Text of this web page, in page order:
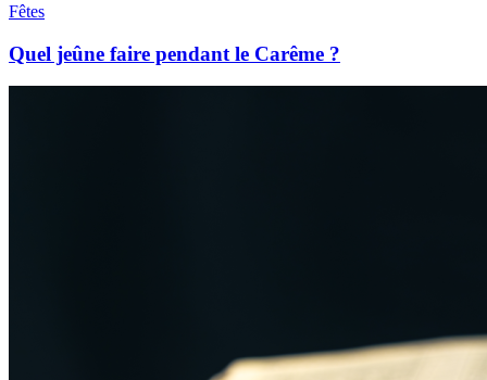
Fêtes
Quel jeûne faire pendant le Carême ?